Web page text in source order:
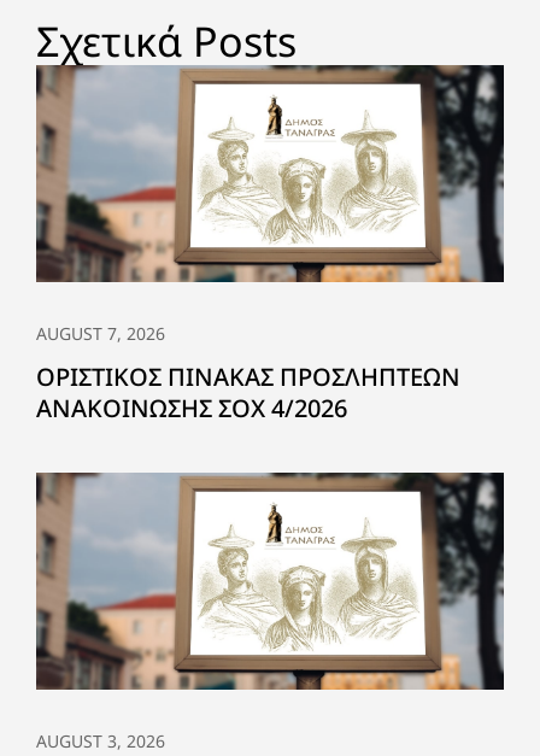
Σχετικά Posts
AUGUST 7, 2026
ΟΡΙΣΤΙΚΟΣ ΠΙΝΑΚΑΣ ΠΡΟΣΛΗΠΤΕΩΝ
ΑΝΑΚΟΙΝΩΣΗΣ ΣΟΧ 4/2026
AUGUST 3, 2026